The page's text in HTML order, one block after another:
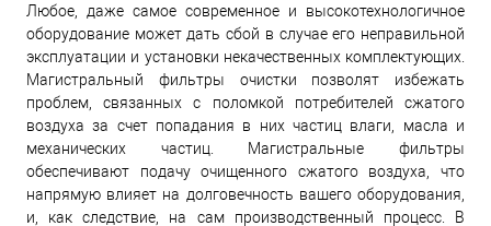
Любое, даже самое современное и высокотехнологичное
оборудование может дать сбой в случае его неправильной
эксплуатации и установки некачественных комплектующих.
Магистральный фильтры очистки позволят избежать
проблем, связанных с поломкой потребителей сжатого
воздуха за счет попадания в них частиц влаги, масла и
механических частиц. Магистральные фильтры
обеспечивают подачу очищенного сжатого воздуха, что
напрямую влияет на долговечность вашего оборудования,
и, как следствие, на сам производственный процесс. В